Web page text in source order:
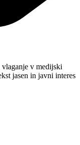
v medijski
jasen in javni interes